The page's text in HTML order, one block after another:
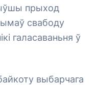
прыход
свабоду
галасаваньня ў
выбарчага